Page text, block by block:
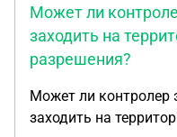
направления на
приобретения и
инфраструктуры,в
понять,есть ли
направлении,в
административная
Может ли
заходить на
разрешения?
Может ли контролер
заходить на территорию